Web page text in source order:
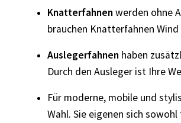
Knatterfahnen werden ohne
brauchen Knatterfahnen Wind
Auslegerfahnen haben
Durch den Ausleger ist Ihre
Für moderne, mobile und
Wahl. Sie eigenen sich